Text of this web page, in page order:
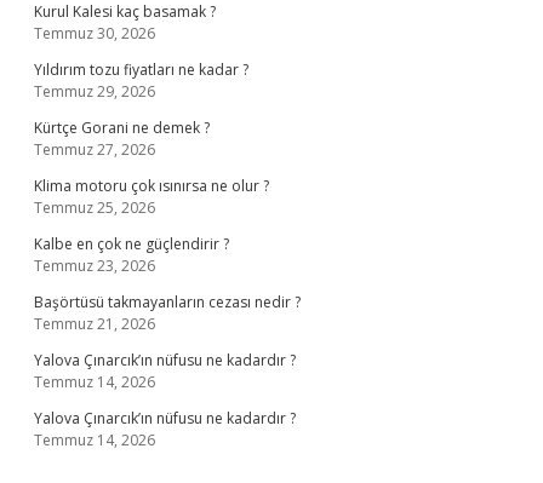
Kurul Kalesi kaç basamak ?
Temmuz 30, 2026
Yıldırım tozu fiyatları ne kadar ?
Temmuz 29, 2026
Kürtçe Gorani ne demek ?
Temmuz 27, 2026
Klima motoru çok ısınırsa ne olur ?
Temmuz 25, 2026
Kalbe en çok ne güçlendirir ?
Temmuz 23, 2026
Başörtüsü takmayanların cezası nedir ?
Temmuz 21, 2026
Yalova Çınarcık’ın nüfusu ne kadardır ?
Temmuz 14, 2026
Yalova Çınarcık’ın nüfusu ne kadardır ?
Temmuz 14, 2026